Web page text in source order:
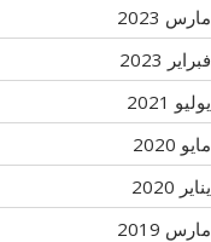
مارس 2023
فبراير 2023
يوليو 2021
مايو 2020
يناير 2020
مارس 2019